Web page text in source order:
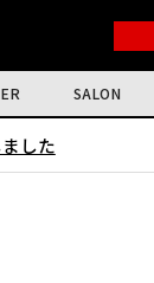
SALON
した